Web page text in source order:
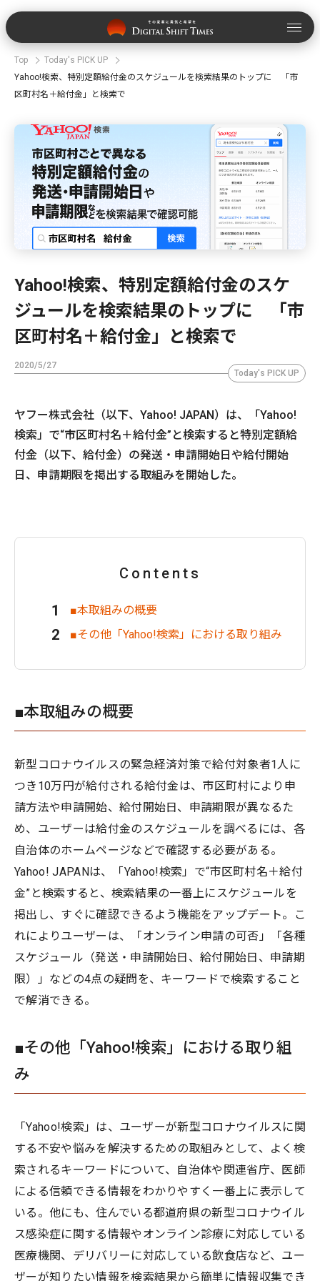
Top
Today's PICK UP
Yahoo!検索、特別定額給付金のスケジュールを検索結果のトップに 「市
区町村名＋給付金」と検索で
Yahoo!検索、特別定額給付金のスケ
ジュールを検索結果のトップに 「市
区町村名＋給付金」と検索で
2020/5/27
Today's PICK UP
ヤフー株式会社（以下、Yahoo! JAPAN）は、「Yahoo!
検索」で“市区町村名＋給付金”と検索すると特別定額給
付金（以下、給付金）の発送・申請開始日や給付開始
日、申請期限を掲出する取組みを開始した。
Contents
■本取組みの概要
■その他「Yahoo!検索」における取り組み
■本取組みの概要
新型コロナウイルスの緊急経済対策で給付対象者1人に
つき10万円が給付される給付金は、市区町村により申
請方法や申請開始、給付開始日、申請期限が異なるた
め、ユーザーは給付金のスケジュールを調べるには、各
自治体のホームページなどで確認する必要がある。
Yahoo! JAPANは、「Yahoo!検索」で“市区町村名＋給付
金”と検索すると、検索結果の一番上にスケジュールを
掲出し、すぐに確認できるよう機能をアップデート。こ
れによりユーザーは、「オンライン申請の可否」「各種
スケジュール（発送・申請開始日、給付開始日、申請期
限）」などの4点の疑問を、キーワードで検索すること
で解消できる。
■その他「Yahoo!検索」における取り組
み
「Yahoo!検索」は、ユーザーが新型コロナウイルスに関
する不安や悩みを解決するための取組みとして、よく検
索されるキーワードについて、自治体や関連省庁、医師
による信頼できる情報をわかりやすく一番上に表示して
いる。他にも、住んでいる都道府県の新型コロナウイル
ス感染症に関する情報やオンライン診療に対応している
医療機関、デリバリーに対応している飲食店など、ユー
ザーが知りたい情報を検索結果から簡単に情報収集でき